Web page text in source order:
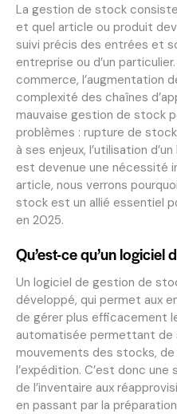
La gestion de stock
et quel article ou produit
suivi précis des entrées et
entreprise ou d’un
commerce, l’augmentation
complexité des chaînes
mauvaise gestion de stock
problèmes : rupture de
à ses enjeux, l’utilisation
est devenue une nécessité
article, nous verrons
stock est un allié essentiel
en 2025.
Qu’est-ce qu’un logiciel
Un logiciel de gestion de
développé, qui permet aux
de gérer plus efficacement
automatisée permettant
mouvements des stocks, de
l’expédition. C’est donc
de l’inventaire aux
en passant par la